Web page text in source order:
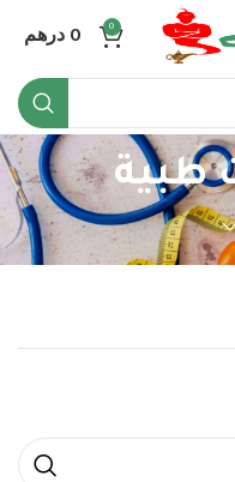
0
0درهم
طبية